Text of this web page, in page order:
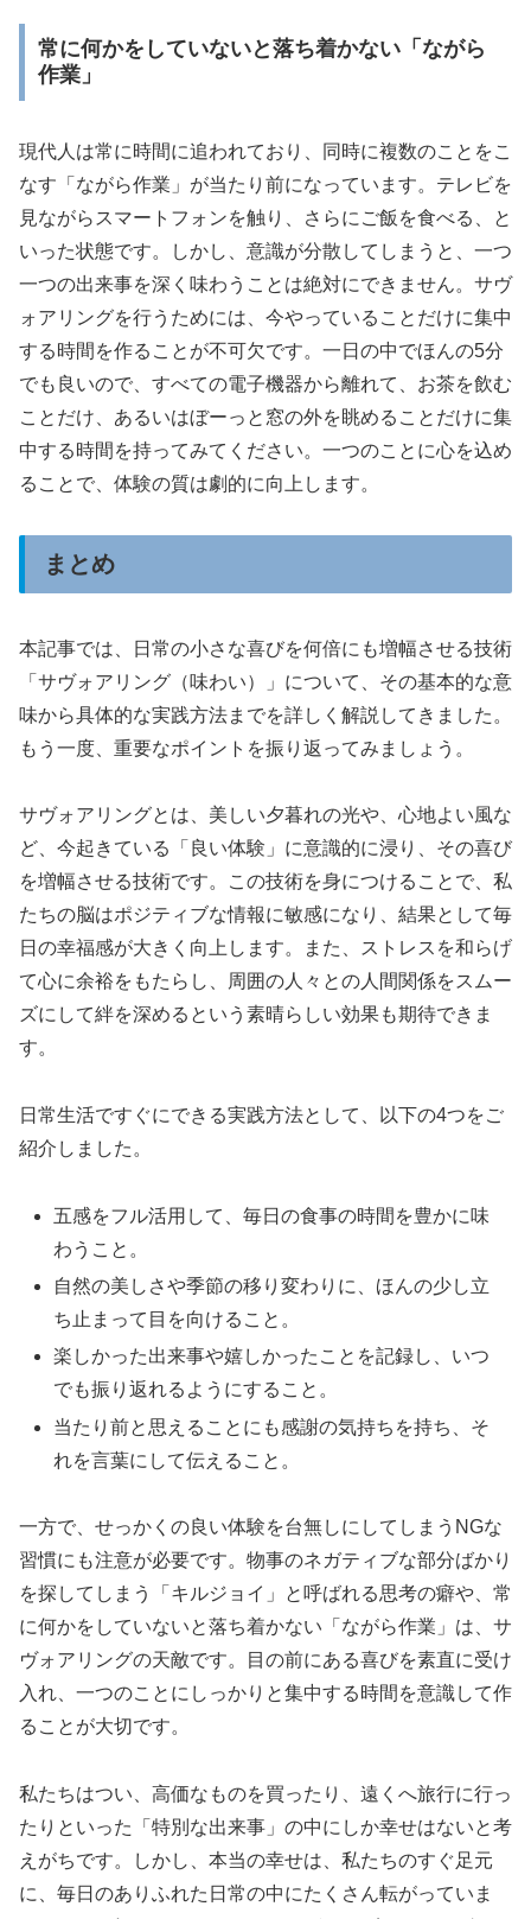
常に何かをしていないと落ち着かない「ながら
作業」
現代人は常に時間に追われており、同時に複数のことをこ
なす「ながら作業」が当たり前になっています。テレビを
見ながらスマートフォンを触り、さらにご飯を食べる、と
いった状態です。しかし、意識が分散してしまうと、一つ
一つの出来事を深く味わうことは絶対にできません。サヴ
ォアリングを行うためには、今やっていることだけに集中
する時間を作ることが不可欠です。一日の中でほんの5分
でも良いので、すべての電子機器から離れて、お茶を飲む
ことだけ、あるいはぼーっと窓の外を眺めることだけに集
中する時間を持ってみてください。一つのことに心を込め
ることで、体験の質は劇的に向上します。
まとめ
本記事では、日常の小さな喜びを何倍にも増幅させる技術
「サヴォアリング（味わい）」について、その基本的な意
味から具体的な実践方法までを詳しく解説してきました。
もう一度、重要なポイントを振り返ってみましょう。
サヴォアリングとは、美しい夕暮れの光や、心地よい風な
ど、今起きている「良い体験」に意識的に浸り、その喜び
を増幅させる技術です。この技術を身につけることで、私
たちの脳はポジティブな情報に敏感になり、結果として毎
日の幸福感が大きく向上します。また、ストレスを和らげ
て心に余裕をもたらし、周囲の人々との人間関係をスムー
ズにして絆を深めるという素晴らしい効果も期待できま
す。
日常生活ですぐにできる実践方法として、以下の4つをご
紹介しました。
五感をフル活用して、毎日の食事の時間を豊かに味
わうこと。
自然の美しさや季節の移り変わりに、ほんの少し立
ち止まって目を向けること。
楽しかった出来事や嬉しかったことを記録し、いつ
でも振り返れるようにすること。
当たり前と思えることにも感謝の気持ちを持ち、そ
れを言葉にして伝えること。
一方で、せっかくの良い体験を台無しにしてしまうNGな
習慣にも注意が必要です。物事のネガティブな部分ばかり
を探してしまう「キルジョイ」と呼ばれる思考の癖や、常
に何かをしていないと落ち着かない「ながら作業」は、サ
ヴォアリングの天敵です。目の前にある喜びを素直に受け
入れ、一つのことにしっかりと集中する時間を意識して作
ることが大切です。
私たちはつい、高価なものを買ったり、遠くへ旅行に行っ
たりといった「特別な出来事」の中にしか幸せはないと考
えがちです。しかし、本当の幸せは、私たちのすぐ足元
に、毎日のありふれた日常の中にたくさん転がっていま